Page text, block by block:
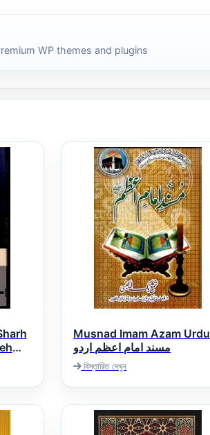
WP themes and plugins
Musnad Imam Azam Urdu
مسند امام اعظم اردو
বিস্তারিত দেখুন